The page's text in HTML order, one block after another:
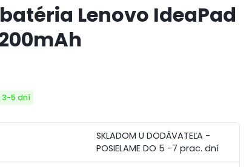
Lenovo IdeaPad
5 dní
SKLADOM U DODÁVATEĽA -
POSIELAME DO 5 -7 prac. dní